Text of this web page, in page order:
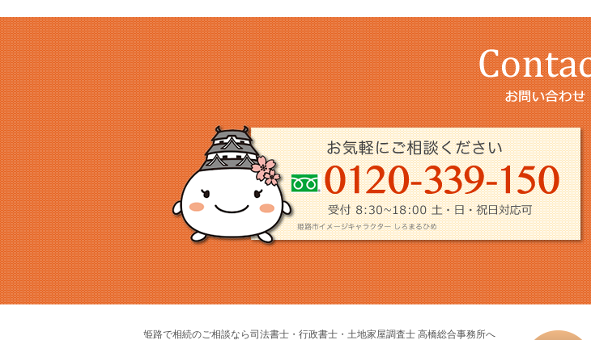
姫路で相続のご相談なら司法書士・行政書士・土地家屋調査士 高橋総合事務所へ